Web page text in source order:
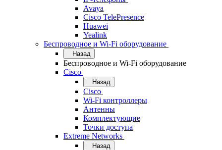
Avaya
Cisco TelePresence
Huawei
Yealink
Беспроводное и Wi-Fi оборудование
Назад
Беспроводное и Wi-Fi оборудование
Cisco
Назад
Cisco
Wi-Fi контроллеры
Антенны
Комплектующие
Точки доступа
Extreme Networks
Назад